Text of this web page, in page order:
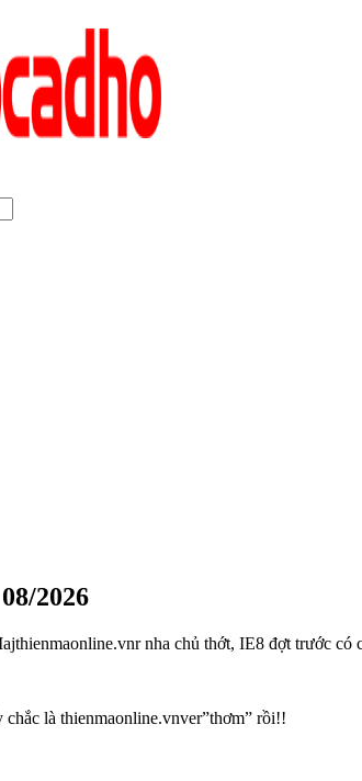
2026
nha chủ thớt, IE8 đợt trước
là thienmaonline.vnver”thơm” rồi!!